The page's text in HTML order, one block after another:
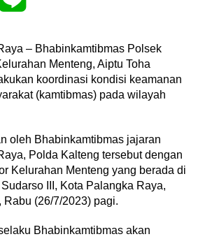
– Bhabinkamtibmas Polsek
Menteng, Aiptu Toha
koordinasi kondisi keamanan
(kamtibmas) pada wilayah
oleh Bhabinkamtibmas jajaran
Polda Kalteng tersebut dengan
Kelurahan Menteng yang berada di
III, Kota Palangka Raya,
Rabu (26/7/2023) pagi.
Bhabinkamtibmas akan